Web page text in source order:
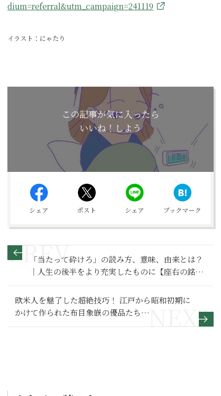
dium=referral&utm_campaign=241119
イラスト：にゃたり
この記事が気に入ったら
いいね！しよう
シェア ポスト シェア ブックマーク
「当たって砕けろ」の読み方、意味、由来とは？
｜人生の後半をより充実したものに【座右の銘に
したい言葉】
欧米人を魅了した超絶技巧！ 江戸から昭和初期に
かけて作られた布目象嵌の優品たち
【Damascene－布目象嵌の東西】